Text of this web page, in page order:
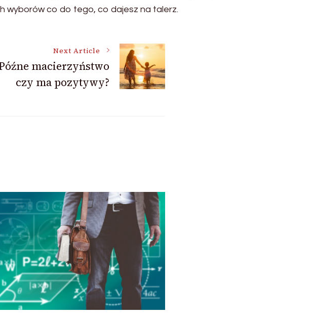
wyborów co do tego, co dajesz na talerz.
Next Article
macierzyństwo
czy ma pozytywy?